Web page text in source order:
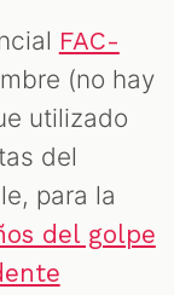
FAC-
(no hay
utilizado
del
para la
del golpe